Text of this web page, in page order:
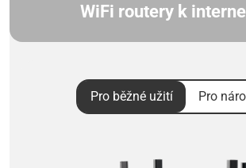
WiFi routery k
Pro běžné užití Pro